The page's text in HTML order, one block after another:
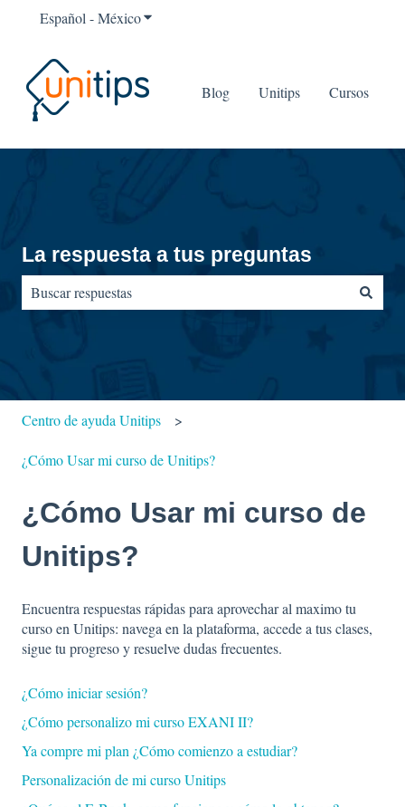
Español - MéxicoTraducciones de Mostrar submenú para
Blog Unitips Cursos
La respuesta a tus preguntas
Centro de ayuda Unitips
¿Cómo Usar mi curso de Unitips?
¿Cómo Usar mi curso de
Unitips?
Encuentra respuestas rápidas para aprovechar al maximo tu
curso en Unitips: navega en la plataforma, accede a tus clases,
sigue tu progreso y resuelve dudas frecuentes.
¿Cómo iniciar sesión?
¿Cómo personalizo mi curso EXANI II?
Ya compre mi plan ¿Cómo comienzo a estudiar?
Personalización de mi curso Unitips